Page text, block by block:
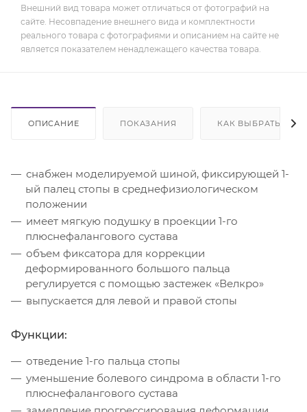
Внешний вид товара может отличаться от фотографий на
сайте. Несовпадение внешнего вида и комплектности
реального товара с фотографиями и описанием на сайте не
является показателем ненадлежащего качества товара.
ОПИСАНИЕ ПОКАЗАНИЯ КАК ВЫБРАТЬ
снабжен моделируемой шиной, фиксирующей 1-
ый палец стопы в среднефизиологическом
положении
имеет мягкую подушку в проекции 1-го
плюснефалангового сустава
объем фиксатора для коррекции
деформированного большого пальца
регулируется с помощью застежек «Велкро»
выпускается для левой и правой стопы
Функции:
отведение 1-го пальца стопы
уменьшение болевого синдрома в области 1-го
плюснефалангового сустава